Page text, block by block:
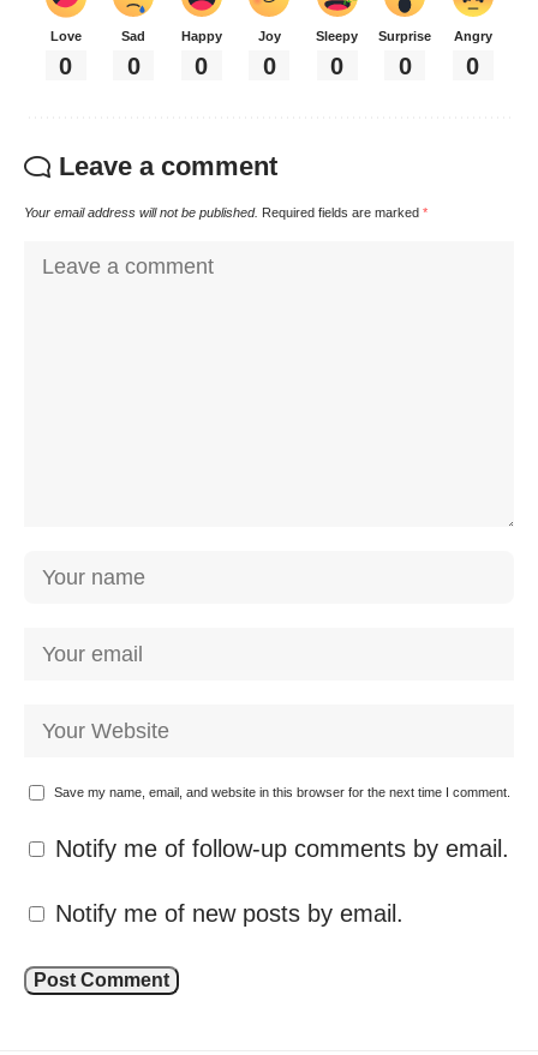
Love
0
Sad
0
Happy
0
Joy
0
Sleepy
0
Surprise
0
Angry
0
Leave a comment
Your email address will not be published. Required fields are marked *
Save my name, email, and website in this browser for the next time I comment.
Notify me of follow-up comments by email.
Notify me of new posts by email.